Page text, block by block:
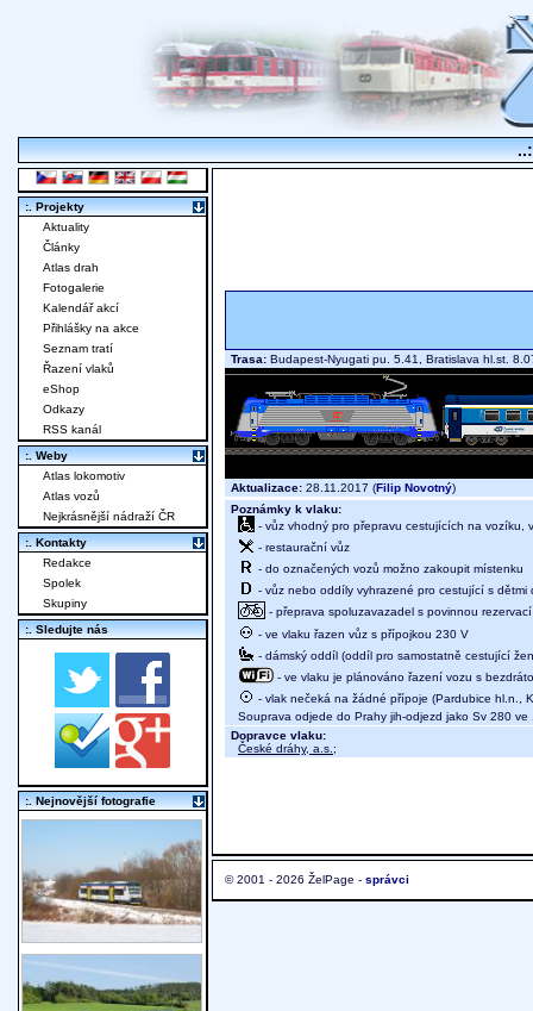
Trasa: Budapest-Nyugati pu. 5.41, Bratislava hl.st.
Aktualizace: 28.11.2017 (Filip Novotný)
Poznámky k vlaku:
- vůz vhodný pro přepravu cestujících na vozíku,
- restaurační vůz
- do označených vozů možno zakoupit místenku
- vůz nebo oddíly vyhrazené pro cestující s dětmi
- přeprava spoluzavazadel s povinnou
- ve vlaku řazen vůz s přípojkou 230 V
- dámský oddíl (oddíl pro samostatně cestující
- ve vlaku je plánováno řazení vozu s
- vlak nečeká na žádné přípoje (Pardubice hl.n.,
Souprava odjede do Prahy jih-odjezd jako Sv 280 ve
Dopravce vlaku:
České dráhy, a.s. ;
© 2001 - 2026 ŽelPage - správci
:. Projekty
Aktuality
Články
Atlas drah
Fotogalerie
Kalendář akcí
Přihlášky na akce
Seznam tratí
Řazení vlaků
eShop
Odkazy
RSS kanál
:. Weby
Atlas lokomotiv
Atlas vozů
Nejkrásnější nádraží ČR
:. Kontakty
Redakce
Spolek
Skupiny
:. Sledujte nás
:. Nejnovější fotografie